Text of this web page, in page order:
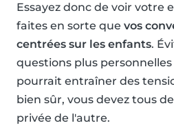
Essayez donc de voir votre
faites en sorte que vos
centrées sur les enfants.
questions plus personnelles
pourrait entraîner des
bien sûr, vous devez tous
privée de l'autre.